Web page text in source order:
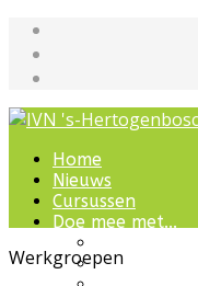
Home
Nieuws
Cursussen
Doe mee met...
IVN
Werkgroepen